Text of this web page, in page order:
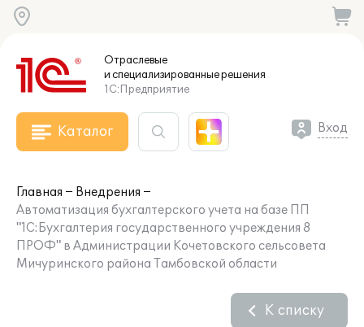
Отраслевые
и специализированныерешения
1С:Предприятие
Каталог Вход
Главная
Внедрения
Автоматизация бухгалтерского учета на базе ПП
"1С:Бухгалтерия государственного учреждения 8
ПРОФ" в Администрации Кочетовского сельсовета
Мичуринского района Тамбовской области
К списку